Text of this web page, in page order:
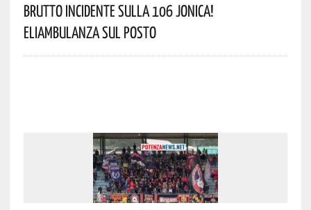
Brutto Incidente Sulla 106 Jonica!
Eliambulanza Sul Posto